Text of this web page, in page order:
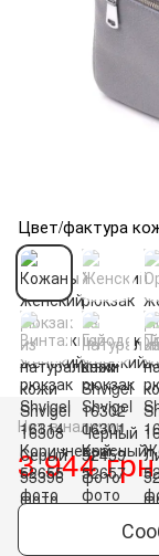
Цвет/фактура
Нет в наличии
3 944 грн